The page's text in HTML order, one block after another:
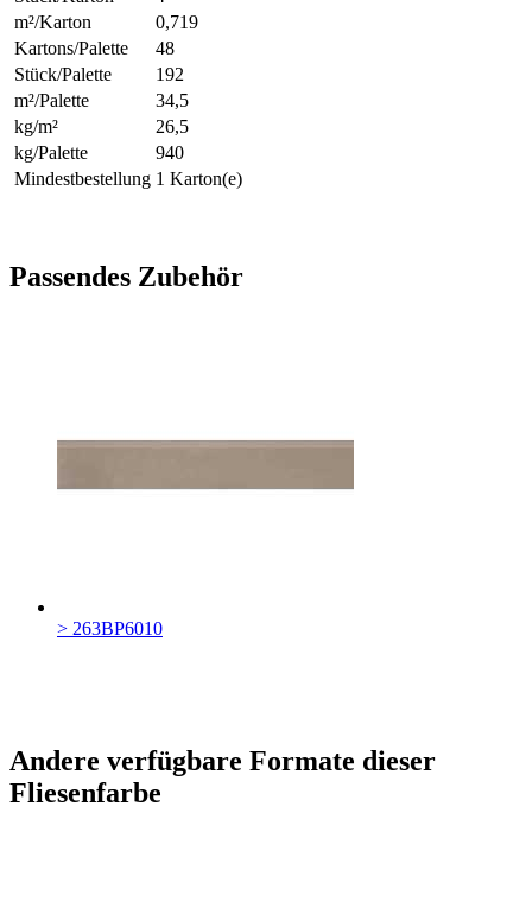
m²/Karton
0,719
Kartons/Palette
48
Stück/Palette
192
m²/Palette
34,5
kg/m²
26,5
kg/Palette
940
Mindestbestellung 1 Karton(e)
Passendes Zubehör
> 263BP6010
Andere verfügbare Formate dieser
Fliesenfarbe